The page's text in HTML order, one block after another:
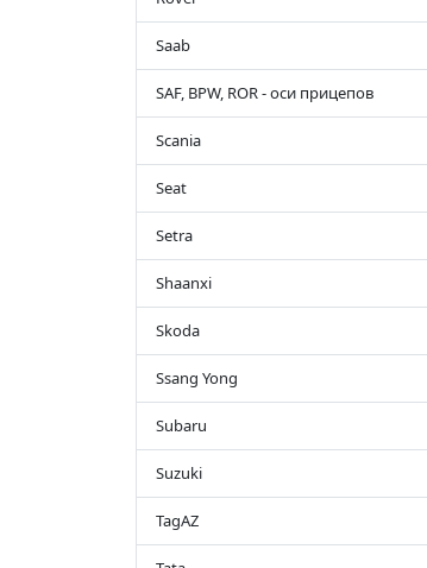
Saab
SAF, BPW, ROR - оси прицепов
Scania
Seat
Setra
Shaanxi
Skoda
Ssang Yong
Subaru
Suzuki
TagAZ